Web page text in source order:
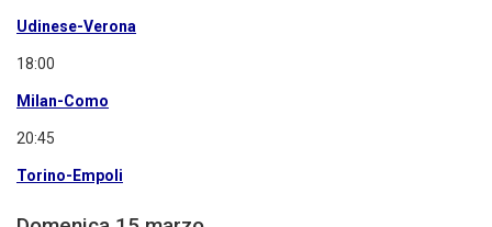
Udinese-Verona
18:00
Milan-Como
20:45
Torino-Empoli